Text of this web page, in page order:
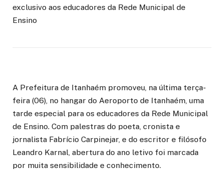
exclusivo aos educadores da Rede Municipal de
Ensino
A Prefeitura de Itanhaém promoveu, na última terça-
feira (06), no hangar do Aeroporto de Itanhaém, uma
tarde especial para os educadores da Rede Municipal
de Ensino. Com palestras do poeta, cronista e
jornalista Fabrício Carpinejar, e do escritor e filósofo
Leandro Karnal, abertura do ano letivo foi marcada
por muita sensibilidade e conhecimento.